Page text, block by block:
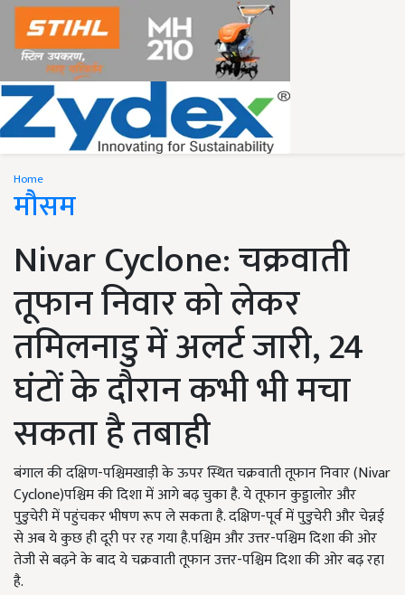
Home
मौसम
Nivar Cyclone: चक्रवाती
तूफान निवार को लेकर
तमिलनाडु में अलर्ट जारी, 24
घंटों के दौरान कभी भी मचा
सकता है तबाही
बंगाल की दक्षिण-पश्चिमखाड़ी के ऊपर स्थित चक्रवाती तूफान निवार (Nivar
Cyclone)पश्चिम की दिशा में आगे बढ़ चुका है. ये तूफान कुड्डालोर और
पुडुचेरी में पहुंचकर भीषण रूप ले सकता है. दक्षिण-पूर्व में पुडुचेरी और चेन्नई
से अब ये कुछ ही दूरी पर रह गया है.पश्चिम और उत्तर-पश्चिम दिशा की ओर
तेजी से बढ़ने के बाद ये चक्रवाती तूफान उत्तर-पश्चिम दिशा की ओर बढ़ रहा
है.